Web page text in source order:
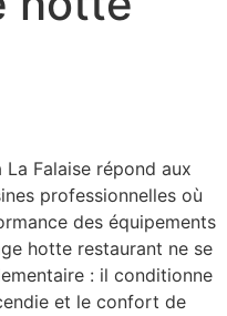
Falaise répond aux
professionnelles où
des équipements
hotte restaurant ne se
: il conditionne
et le confort de